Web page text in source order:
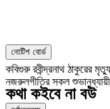
নোটিশ বোর্ড
কবিগুরু রবীন্দ্রনাথ ঠাকুরের
নজরুলগীতির সকল
কথা কইবে না বউ